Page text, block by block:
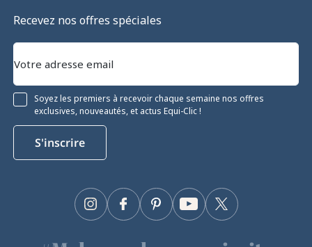
Recevez nos offres spéciales
Soyez les premiers à recevoir chaque semaine nos offres
exclusives, nouveautés, et actus Equi-Clic !
S'inscrire
Facebook Twitter
YouTube
Pinterest
Instagram